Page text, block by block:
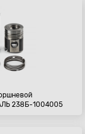
238Б-1004005